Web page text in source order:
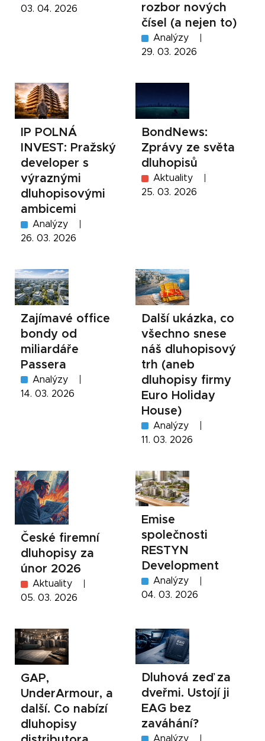
03. 04. 2026
rozbor nových
čísel (a nejen to)
Analýzy
29. 03. 2026
IP POLNÁ
INVEST: Pražský
developer s
výraznými
dluhopisovými
ambicemi
Analýzy
26. 03. 2026
BondNews:
Zprávy ze světa
dluhopisů
Aktuality
25. 03. 2026
Zajímavé office
bondy od
miliardáře
Passera
Analýzy
14. 03. 2026
Další ukázka, co
všechno snese
náš dluhopisový
trh (aneb
dluhopisy firmy
Euro Holiday
House)
Analýzy
11. 03. 2026
České firemní
dluhopisy za
únor 2026
Aktuality
05. 03. 2026
Emise
společnosti
RESTYN
Development
Analýzy
04. 03. 2026
GAP,
UnderArmour, a
další. Co nabízí
dluhopisy
Dluhová zeď za
dveřmi. Ustojí ji
EAG bez
zaváhání?
Analýzy